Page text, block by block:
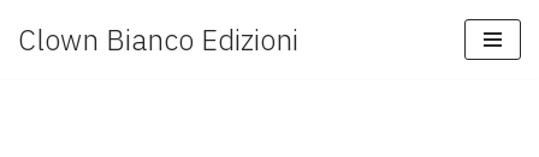
Clown Bianco Edizioni